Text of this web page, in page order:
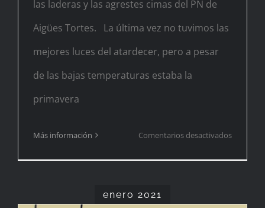
las laderas y las agrestes cimas del PN de
Aigües Tortes. La última vez no tuvimos las
mejores luces del atardecer, pero a pesar
de las bajas temperaturas estaba la
primavera
Más información Comentarios desactivadosen
enero 2021